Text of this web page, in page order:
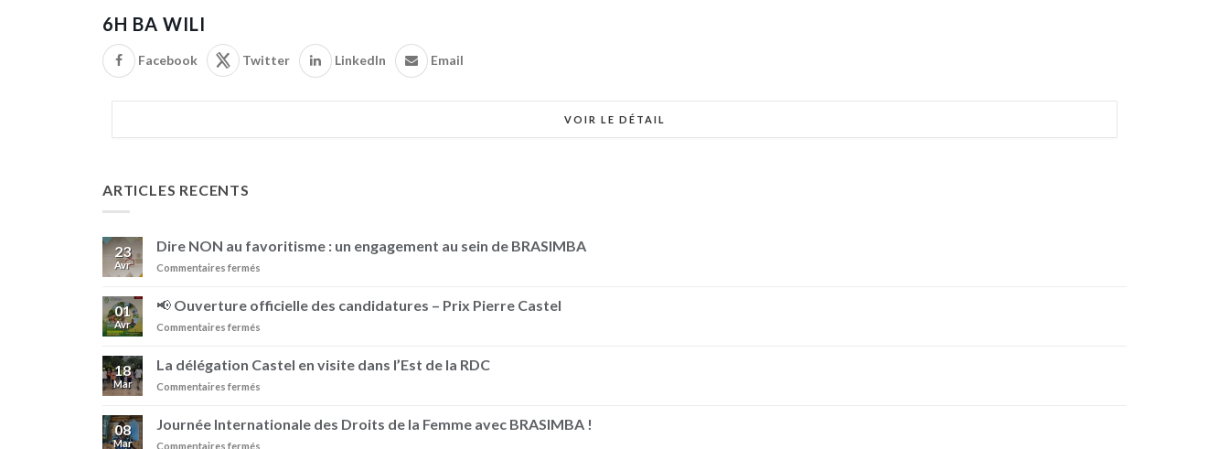
6H BA WILI
Facebook Twitter LinkedIn Email
VOIR LE DÉTAIL
ARTICLES RECENTS
23
Avr
Dire NON au favoritisme : un engagement au sein de BRASIMBA
Commentaires fermés
au
un
de
01
Avr
📢 Ouverture officielle des candidatures – Prix Pierre Castel
Commentaires fermés
officielle
–
18
Mar
La délégation Castel en visite dans l’Est de la RDC
Commentaires fermés
Castel
08
Mar
Journée Internationale des Droits de la Femme avec BRASIMBA !
Commentaires fermés